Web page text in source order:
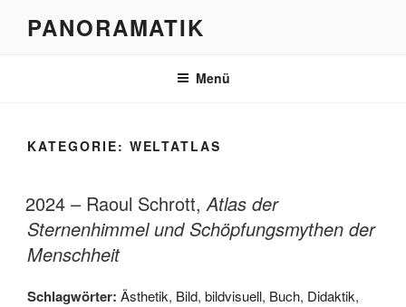
InhaltPANORAMATIK
Menü
KATEGORIE: WELTATLAS
2024 – Raoul Schrott,Atlas der
Sternenhimmel und Schöpfungsmythen der
Menschheit
Schlagwörter: Ästhetik, Bild, bildvisuell, Buch, Didaktik,